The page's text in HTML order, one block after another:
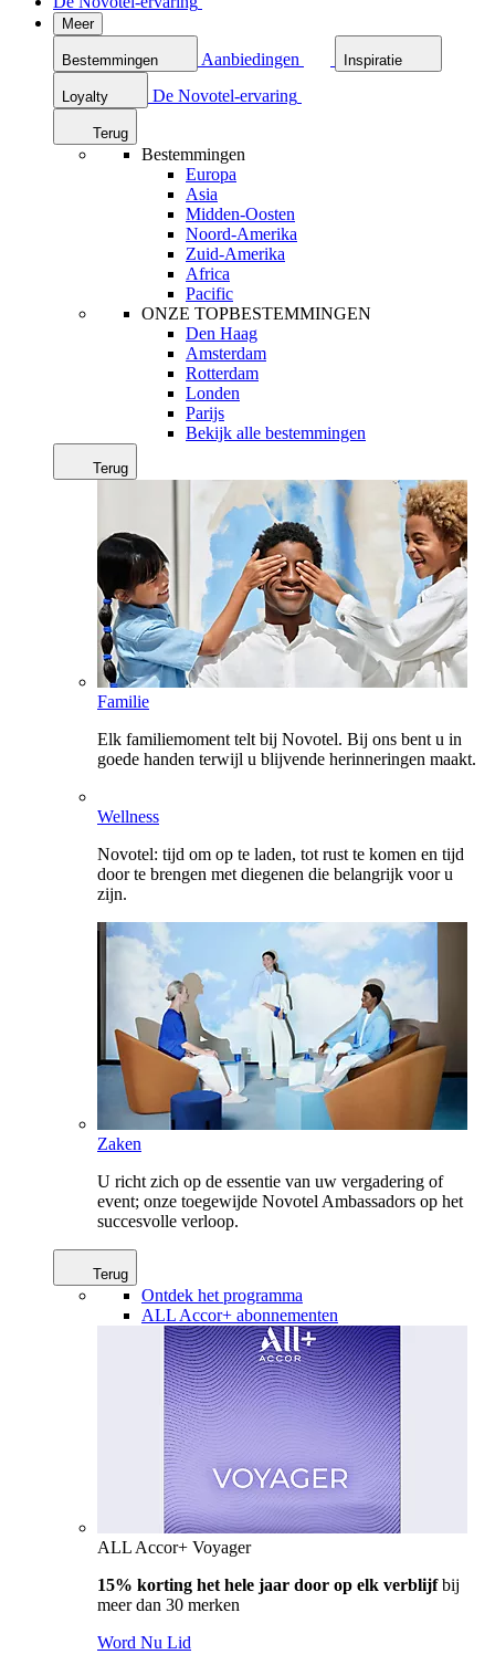
Meer
Bestemmingen Aanbiedingen Inspiratie
Loyalty De Novotel-ervaring
Terug
Bestemmingen
Europa
Asia
Midden-Oosten
Noord-Amerika
Zuid-Amerika
Africa
Pacific
ONZE TOPBESTEMMINGEN
Den Haag
Amsterdam
Rotterdam
Londen
Parijs
Bekijk alle bestemmingen
Terug
Familie
Elk familiemoment telt bij Novotel. Bij ons bent u in
goede handen terwijl u blijvende herinneringen maakt.
Wellness
Novotel: tijd om op te laden, tot rust te komen en tijd
door te brengen met diegenen die belangrijk voor u
zijn.
Zaken
U richt zich op de essentie van uw vergadering of
event; onze toegewijde Novotel Ambassadors op het
succesvolle verloop.
Terug
Ontdek het programma
ALL Accor+ abonnementen
ALL Accor+ Voyager
15% korting het hele jaar door op elk verblijfbij
meer dan 30 merken
Word Nu Lid